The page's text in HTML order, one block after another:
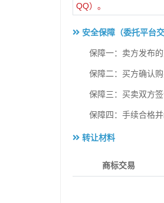
QQ）。
安全保障（委托平台交
保障一：卖方发布
保障二：买方确认
保障三：买卖双方
保障四：手续合格
转让材料
商标交易